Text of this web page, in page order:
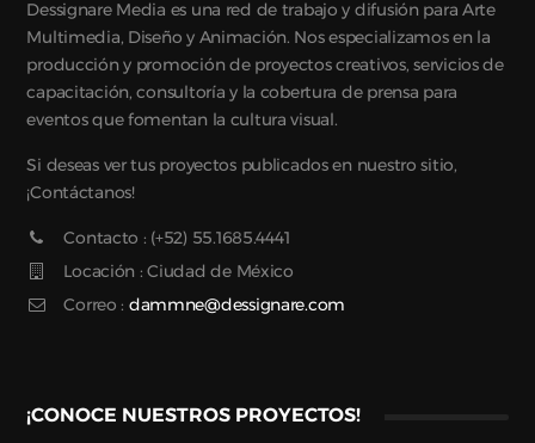
Dessignare Media es una red de trabajo y difusión para Arte
Multimedia, Diseño y Animación. Nos especializamos en la
producción y promoción de proyectos creativos, servicios de
capacitación, consultoría y la cobertura de prensa para
eventos que fomentan la cultura visual.
Si deseas ver tus proyectos publicados en nuestro sitio,
¡Contáctanos!
Contacto : (+52) 55.1685.4441
Locación : Ciudad de México
Correo : dammne@dessignare.com
¡CONOCE NUESTROS PROYECTOS!